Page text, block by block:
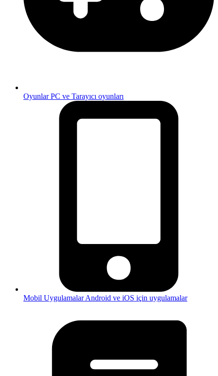
OyunlarPC ve Tarayıcı oyunları
Mobil UygulamalarAndroid ve iOS için uygulamalar